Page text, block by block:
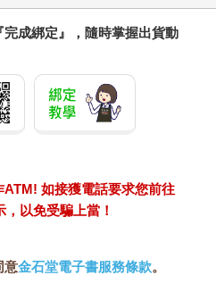
成綁定』，隨時掌握出貨動
如接獲電話要求您前往
以免受騙上當！
意金石堂電子書服務條款。